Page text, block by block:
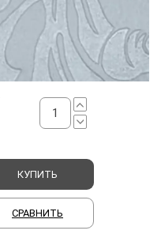
КУПИТЬ
СРАВНИТЬ